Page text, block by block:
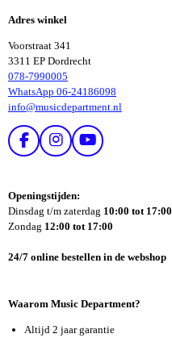
N
N
Adres winkel
Voorstraat 341
3311 EP Dordrecht
078-7990005
WhatsApp 06-24186098
info@musicdepartment.nl
F
B
O
I
T
A
R
M
Y
U
E
Openingstijden:
Dinsdag t/m zaterdag 10:00 tot 17:00
Zondag 12:00 tot 17:00
24/7 online bestellen in de webshop
Waarom Music Department?
Altijd 2 jaar garantie